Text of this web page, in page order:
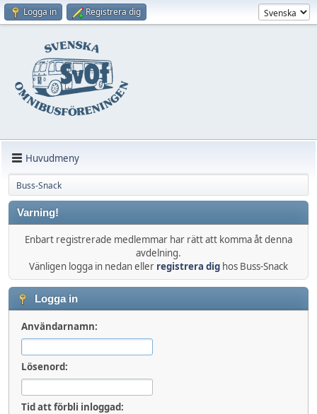
Logga in Registrera dig
Huvudmeny
Buss-Snack
Varning!
Enbart registrerade medlemmar har rätt att komma åt denna
avdelning.
Vänligen logga in nedan eller registrera dig hos Buss-Snack
Logga in
Användarnamn:
Lösenord:
Tid att förbli inloggad: